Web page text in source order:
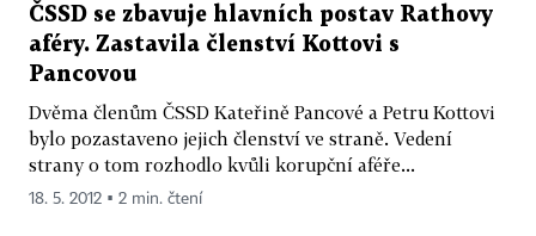
ČSSD se zbavuje hlavních postav Rathovy
aféry. Zastavila členství Kottovi s
Pancovou
Dvěma členům ČSSD Kateřině Pancové a Petru Kottovi
bylo pozastaveno jejich členství ve straně. Vedení
strany o tom rozhodlo kvůli korupční aféře...
18. 5. 2012 ▪ 2 min. čtení